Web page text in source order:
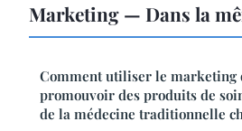
Marketing — Dans la
Comment utiliser le marketing
promouvoir des produits de
de la médecine traditionnelle